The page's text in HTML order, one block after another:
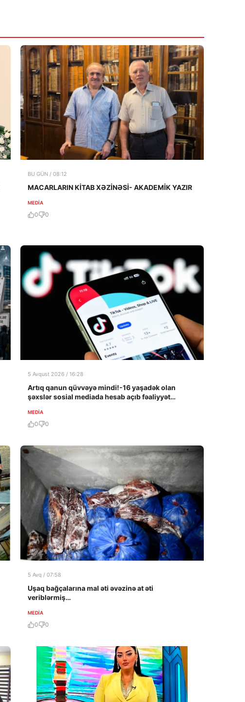
BU GÜN / 08:12
MACARLARIN KİTAB XƏZİNƏSİ- AKADEMİK YAZIR
MEDİA
0 0
5 Avqust 2026 / 16:28
Artıq qanun qüvvəyə mindi!-16 yaşadək olan
şəxslər sosial mediada hesab açıb fəaliyyət
MEDİA
0 0
5 Avq / 07:58
Uşaq bağçalarına mal əti əvəzinə at əti
veriblərmiş…
MEDİA
0 0